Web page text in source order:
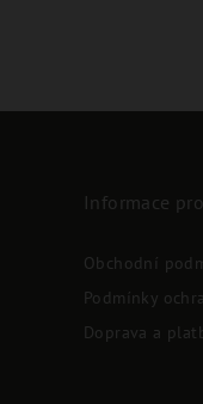
Informace
Obchodní
Podmínky
Doprava a